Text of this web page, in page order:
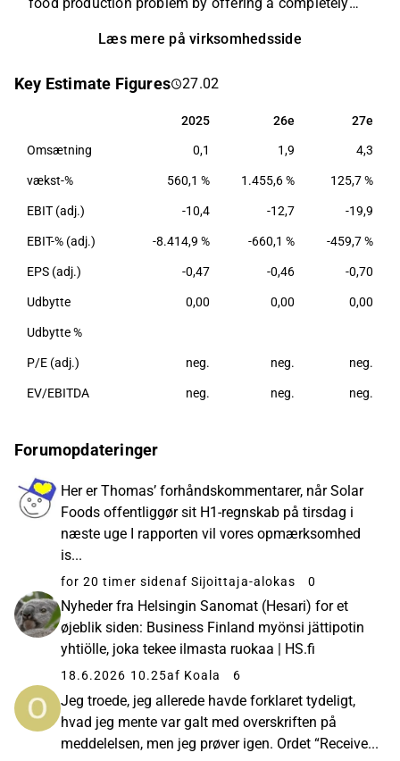
Solar Foods’ first product is the naturally occurring
food raw material with high protein content. In the
stability of food raw materials by disconnecting food
production from agriculture.
Læs mere på virksomhedsside
Key Estimate Figures 27.02
2025 26e 27e
2025 26e 27e
Omsætning 0,1 1,9 4,3
vækst-% 560,1 % 1.455,6 % 125,7 %
EBIT (adj.) -10,4 -12,7 -19,9
EBIT-% (adj.) -8.414,9 % -660,1 % -459,7 %
EPS (adj.) -0,47 -0,46 -0,70
Udbytte 0,00 0,00 0,00
Udbytte %
P/E (adj.) neg. neg. neg.
EV/EBITDA neg. neg. neg.
Forumopdateringer
Her er Thomas’ forhåndskommentarer, når Solar
Foods offentliggør sit H1-regnskab på tirsdag i
næste uge I rapporten vil vores opmærksomhed
is...
for 20 timer sidenaf Sijoittaja-alokas 0
Nyheder fra Helsingin Sanomat (Hesari) for et
øjeblik siden: Business Finland myönsi jättipotin
yhtiölle, joka tekee ilmasta ruokaa | HS.fi
18.6.2026 10.25af Koala 6
Jeg troede, jeg allerede havde forklaret tydeligt,
hvad jeg mente var galt med overskriften på
meddelelsen, men jeg prøver igen. Ordet “Receive...